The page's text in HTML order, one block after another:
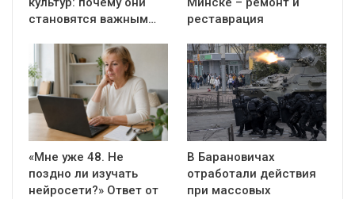
становятся важным…
реставрация
«Мне уже 48. Не
поздно ли изучать
нейросети?» Ответ от
В Барановичах
отработали действия
при массовых